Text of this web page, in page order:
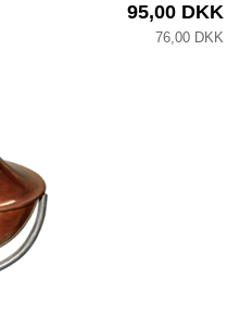
95,00 DKK
76,00 DKK